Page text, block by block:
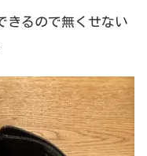
きるので無くせない